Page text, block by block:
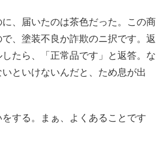
、届いたのは茶色だった。この商
、塗装不良か詐欺のニ択です。返
たら、「正常品です」と返答。な
といけないんだと、ため息が出
する。まぁ、よくあることです